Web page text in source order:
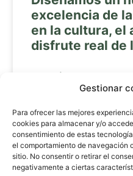
Gestionar
Para ofrecer las mejores
cookies para almacenar y/o
consentimiento de estas
el comportamiento de navegación
sitio. No consentir o retirar el
negativamente a ciertas
excelencia de
en la cultura, el
disfrute real de
« Anterior 1 2